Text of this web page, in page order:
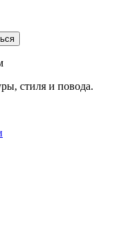
стиля и повода.